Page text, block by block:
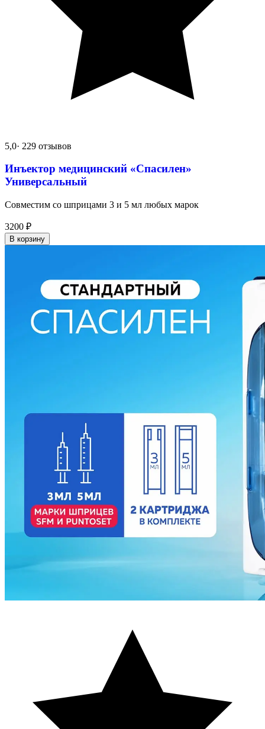
5,0· 229 отзывов
Инъектор медицинский «Спасилен»
Универсальный
Совместим со шприцами 3 и 5 мл любых марок
3200 ₽
В корзину